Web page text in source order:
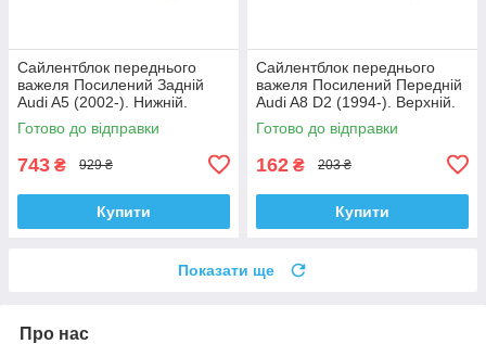
Сайлентблок переднього
важеля Посилений Задній
Audi A5 (2002-). Нижній.
Корея ACSUSS! 4H0407183 ,
TD1247W , VKDS331074
Готово до відправки
743 ₴ 929 ₴
Купити
Сайлентблок переднього
важеля Посилений Передній
Audi A8 D2 (1994-). Верхній.
Корея ACSUSS! 35379 ,
JBU138 , TD1062W
Готово до відправки
162 ₴ 203 ₴
Купити
Показати ще
Про нас